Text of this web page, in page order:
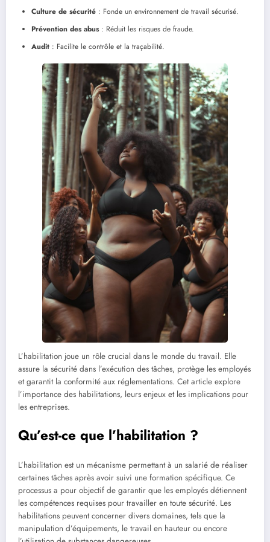
Culture de sécurité : Fonde un environnement de travail sécurisé.
Prévention des abus: Réduit les risques de fraude.
Audit : Facilite le contrôle et la traçabilité.
L’habilitation joue un rôle crucial dans le monde du travail. Elle
assure la sécurité dans l’exécution des tâches, protège les employés
et garantit la conformité aux réglementations. Cet article explore
l’importance des habilitations, leurs enjeux et les implications pour
les entreprises.
Qu’est-ce que l’habilitation ?
L’habilitation est un mécanisme permettant à un salarié de réaliser
certaines tâches après avoir suivi une formation spécifique. Ce
processus a pour objectif de garantir que les employés détiennent
les compétences requises pour travailler en toute sécurité. Les
habilitations peuvent concerner divers domaines, tels que la
manipulation d’équipements, le travail en hauteur ou encore